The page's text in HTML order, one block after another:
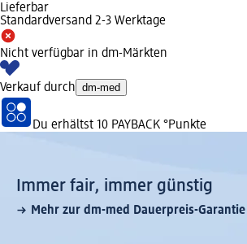
Lieferbar
Standardversand 2-3 Werktage
Nicht verfügbar in dm-Märkten
Verkauf durch dm-med
Du erhältst 10 PAYBACK °Punkte
Immer fair,­ immer günstig
Mehr zur dm-med Dauerpreis-Garantie